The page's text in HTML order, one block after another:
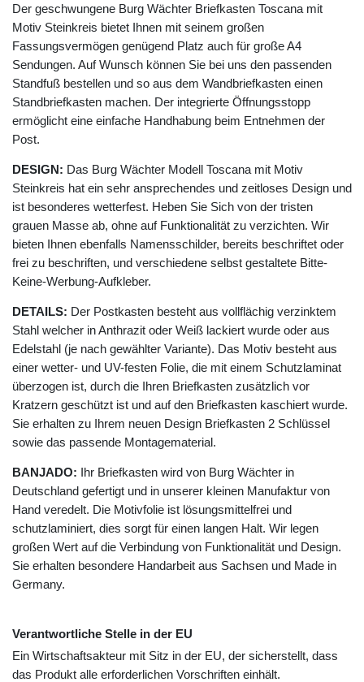
Der geschwungene Burg Wächter Briefkasten Toscana mit
Motiv Steinkreis bietet Ihnen mit seinem großen
Fassungsvermögen genügend Platz auch für große A4
Sendungen. Auf Wunsch können Sie bei uns den passenden
Standfuß bestellen und so aus dem Wandbriefkasten einen
Standbriefkasten machen. Der integrierte Öffnungsstopp
ermöglicht eine einfache Handhabung beim Entnehmen der
Post.
DESIGN: Das Burg Wächter Modell Toscana mit Motiv
Steinkreis hat ein sehr ansprechendes und zeitloses Design und
ist besonderes wetterfest. Heben Sie Sich von der tristen
grauen Masse ab, ohne auf Funktionalität zu verzichten. Wir
bieten Ihnen ebenfalls Namensschilder, bereits beschriftet oder
frei zu beschriften, und verschiedene selbst gestaltete Bitte-
Keine-Werbung-Aufkleber.
DETAILS: Der Postkasten besteht aus vollflächig verzinktem
Stahl welcher in Anthrazit oder Weiß lackiert wurde oder aus
Edelstahl (je nach gewählter Variante). Das Motiv besteht aus
einer wetter- und UV-festen Folie, die mit einem Schutzlaminat
überzogen ist, durch die Ihren Briefkasten zusätzlich vor
Kratzern geschützt ist und auf den Briefkasten kaschiert wurde.
Sie erhalten zu Ihrem neuen Design Briefkasten 2 Schlüssel
sowie das passende Montagematerial.
BANJADO: Ihr Briefkasten wird von Burg Wächter in
Deutschland gefertigt und in unserer kleinen Manufaktur von
Hand veredelt. Die Motivfolie ist lösungsmittelfrei und
schutzlaminiert, dies sorgt für einen langen Halt. Wir legen
großen Wert auf die Verbindung von Funktionalität und Design.
Sie erhalten besondere Handarbeit aus Sachsen und Made in
Germany.
Verantwortliche Stelle in der EU
Ein Wirtschaftsakteur mit Sitz in der EU, der sicherstellt, dass
das Produkt alle erforderlichen Vorschriften einhält.